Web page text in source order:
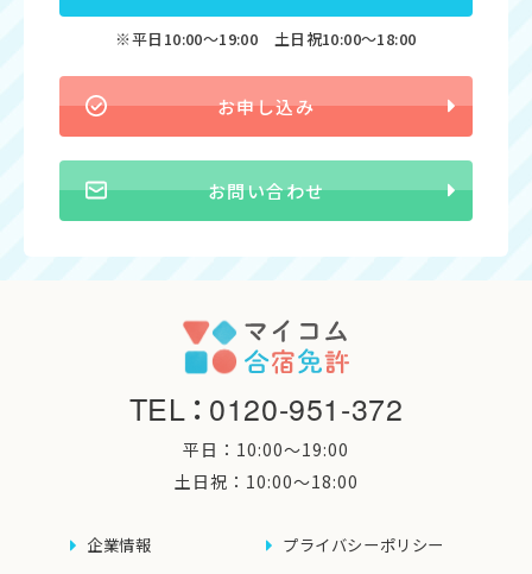
※平日10:00〜19:00 土日祝10:00〜18:00
お申し込み
お問い合わせ
TEL：0120-951-372
平日：10:00〜19:00
土日祝：10:00〜18:00
企業情報 プライバシーポリシー